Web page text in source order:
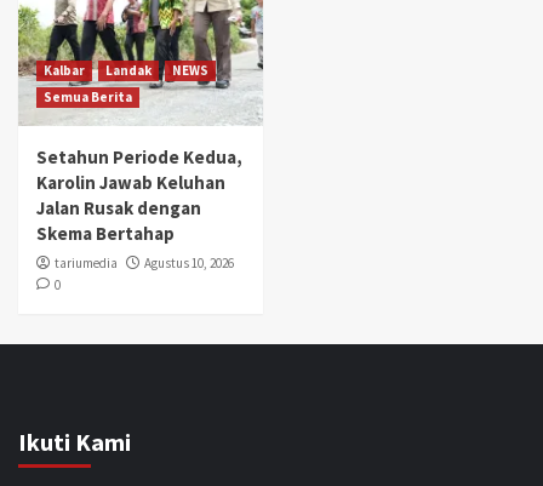
Kalbar Landak
NEWS
Semua Berita
Setahun Periode Kedua,
Karolin Jawab Keluhan
Jalan Rusak dengan
Skema Bertahap
tariumedia
Agustus 10, 2026
0
Ikuti Kami